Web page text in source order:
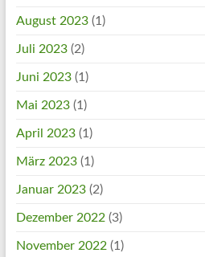
August 2023(1)
Juli 2023(2)
Juni 2023(1)
Mai 2023(1)
April 2023(1)
März 2023(1)
Januar 2023(2)
Dezember 2022(3)
November 2022(1)